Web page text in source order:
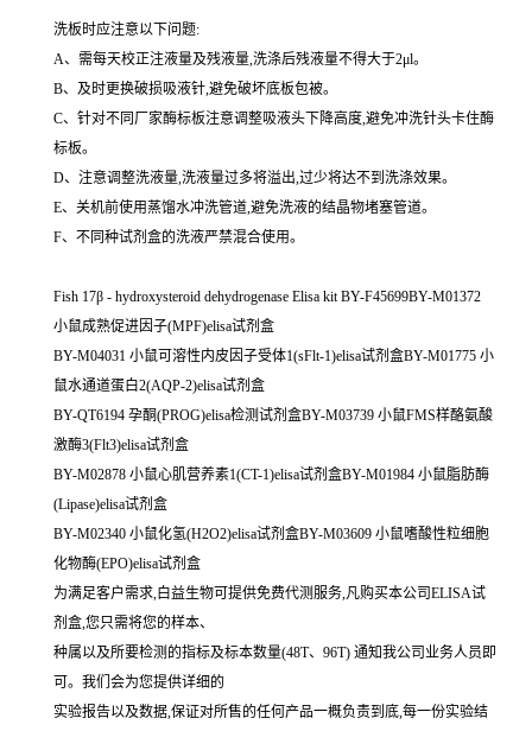
洗板时应注意以下问题:
A、需每天校正注液量及残液量,洗涤后残液量不得大于2μl。
B、及时更换破损吸液针,避免破坏底板包被。
C、针对不同厂家酶标板注意调整吸液头下降高度,避免冲洗针头卡住酶
标板。
D、注意调整洗液量,洗液量过多将溢出,过少将达不到洗涤效果。
E、关机前使用蒸馏水冲洗管道,避免洗液的结晶物堵塞管道。
F、不同种试剂盒的洗液严禁混合使用。
Fish 17β - hydroxysteroid dehydrogenase Elisa kit BY-F45699BY-M01372
小鼠成熟促进因子(MPF)elisa试剂盒
BY-M04031 小鼠可溶性内皮因子受体1(sFlt-1)elisa试剂盒BY-M01775 小
鼠水通道蛋白2(AQP-2)elisa试剂盒
BY-QT6194 孕酮(PROG)elisa检测试剂盒BY-M03739 小鼠FMS样酪氨酸
激酶3(Flt3)elisa试剂盒
BY-M02878 小鼠心肌营养素1(CT-1)elisa试剂盒BY-M01984 小鼠脂肪酶
(Lipase)elisa试剂盒
BY-M02340 小鼠化氢(H2O2)elisa试剂盒BY-M03609 小鼠嗜酸性粒细胞
化物酶(EPO)elisa试剂盒
为满足客户需求,白益生物可提供免费代测服务,凡购买本公司ELISA试
剂盒,您只需将您的样本、
种属以及所要检测的指标及标本数量(48T、96T) 通知我公司业务人员即
可。我们会为您提供详细的
实验报告以及数据,保证对所售的任何产品一概负责到底,每一份实验结